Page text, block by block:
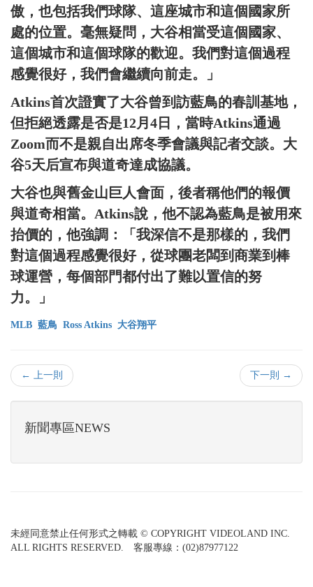
傲，也包括我們球隊、這座城市和這個國家所
處的位置。毫無疑問，大谷相當受這個國家、
這個城市和這個球隊的歡迎。我們對這個過程
感覺很好，我們會繼續向前走。」
Atkins首次證實了大谷曾到訪藍鳥的春訓基地，
但拒絕透露是否是12月4日，當時Atkins通過
Zoom而不是親自出席冬季會議與記者交談。大
谷5天后宣布與道奇達成協議。
大谷也與舊金山巨人會面，後者稱他們的報價
與道奇相當。Atkins說，他不認為藍鳥是被用來
抬價的，他強調：「我深信不是那樣的，我們
對這個過程感覺很好，從球團老闆到商業到棒
球運營，每個部門都付出了難以置信的努
力。」
MLB 藍鳥 Ross Atkins 大谷翔平
← 上一則 下一則 →
新聞專區NEWS
未經同意禁止任何形式之轉載 © COPYRIGHT VIDEOLAND INC.
ALL RIGHTS RESERVED. 客服專線：(02)87977122